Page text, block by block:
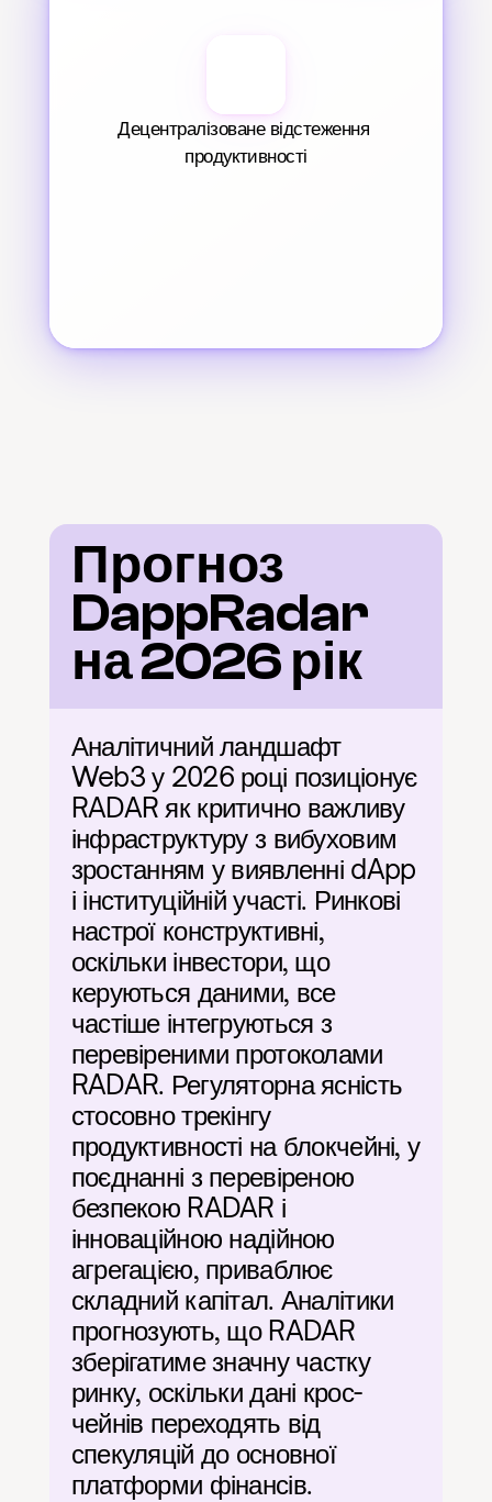
Децентралізоване відстеження
продуктивності
Прогноз
DappRadar
на 2026 рік
Аналітичний ландшафт
Web3 у 2026 році позиціонує
RADAR як критично важливу
інфраструктуру з вибуховим
зростанням у виявленні dApp
і інституційній участі. Ринкові
настрої конструктивні,
оскільки інвестори, що
керуються даними, все
частіше інтегруються з
перевіреними протоколами
RADAR. Регуляторна ясність
стосовно трекінгу
продуктивності на блокчейні, у
поєднанні з перевіреною
безпекою RADAR і
інноваційною надійною
агрегацією, приваблює
складний капітал. Аналітики
прогнозують, що RADAR
зберігатиме значну частку
ринку, оскільки дані крос-
чейнів переходять від
спекуляцій до основної
платформи фінансів.